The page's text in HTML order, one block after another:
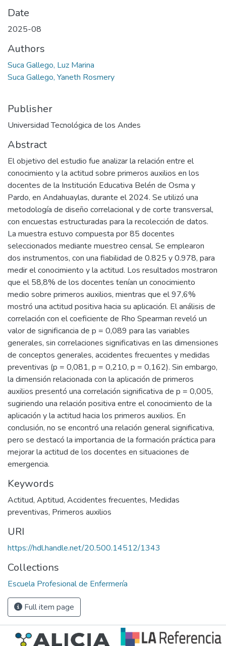
Date
2025-08
Authors
Suca Gallego, Luz Marina
Suca Gallego, Yaneth Rosmery
Publisher
Universidad Tecnológica de los Andes
Abstract
El objetivo del estudio fue analizar la relación entre el
conocimiento y la actitud sobre primeros auxilios en los
docentes de la Institución Educativa Belén de Osma y
Pardo, en Andahuaylas, durante el 2024. Se utilizó una
metodología de diseño correlacional y de corte transversal,
con encuestas estructuradas para la recolección de datos.
La muestra estuvo compuesta por 85 docentes
seleccionados mediante muestreo censal. Se emplearon
dos instrumentos, con una fiabilidad de 0.825 y 0.978, para
medir el conocimiento y la actitud. Los resultados mostraron
que el 58,8% de los docentes tenían un conocimiento
medio sobre primeros auxilios, mientras que el 97,6%
mostró una actitud positiva hacia su aplicación. El análisis de
correlación con el coeficiente de Rho Spearman reveló un
valor de significancia de p = 0,089 para las variables
generales, sin correlaciones significativas en las dimensiones
de conceptos generales, accidentes frecuentes y medidas
preventivas (p = 0,081, p = 0,210, p = 0,162). Sin embargo,
la dimensión relacionada con la aplicación de primeros
auxilios presentó una correlación significativa de p = 0,005,
sugiriendo una relación positiva entre el conocimiento de la
aplicación y la actitud hacia los primeros auxilios. En
conclusión, no se encontró una relación general significativa,
pero se destacó la importancia de la formación práctica para
mejorar la actitud de los docentes en situaciones de
emergencia.
Keywords
Actitud, Aptitud, Accidentes frecuentes, Medidas
preventivas, Primeros auxilios
URI
https://hdl.handle.net/20.500.14512/1343
Collections
Escuela Profesional de Enfermería
Full item page